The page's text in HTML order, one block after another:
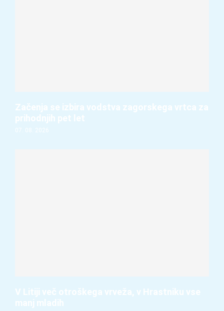
Začenja se izbira vodstva zagorskega vrtca za
prihodnjih pet let
07. 08. 2026
V Litiji več otroškega vrveža, v Hrastniku vse
manj mladih